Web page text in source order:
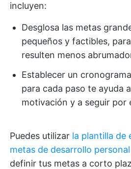
incluyen:
Desglosa las metas
pequeños y factibles,
resulten menos
Establecer un
para cada paso te ayuda
motivación y a seguir por
Puedes utilizar la plantilla de
metas de desarrollo
definir tus metas a corto